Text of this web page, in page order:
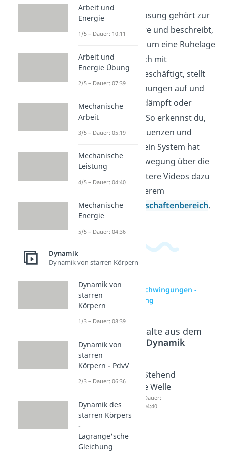
Die homogene Lösung gehört zur
Schwingungslehre und beschreibt,
wie sich Systeme um eine Ruhelage
bewegen. Wer sich mit
Schwingungen beschäftigt, stellt
Bewegungsgleichungen auf und
ordnet sie als gedämpft oder
ungedämpft ein. So erkennst du,
welche Eigenfrequenzen und
Dämpfungsfälle ein System hat
und wie seine Bewegung über die
Zeit abklingt. Weitere Videos dazu
findest du in unserem
Ingenieurwissenschaftenbereich.
zur Videoseite: Schwingungen -
Homogene Lösung
Beliebte Inhalte aus dem
Bereich Dynamik
gungen
-
Partikul
äre
Lösung
Dauer:
or
04:38
Stehend
e Welle
Dauer:
04:40
Arbeit und
Energie
1/5 – Dauer: 10:11
Arbeit und
Energie Übung
2/5 – Dauer: 07:39
Mechanische
Arbeit
3/5 – Dauer: 05:19
Mechanische
Leistung
4/5 – Dauer: 04:40
Mechanische
Energie
5/5 – Dauer: 04:36
Dynamik
Dynamik von starren Körpern
Dynamik von
starren
Körpern
1/3 – Dauer: 08:39
Dynamik von
starren
Körpern - PdvV
2/3 – Dauer: 06:36
Dynamik des
starren Körpers
-
Lagrange'sche
Gleichung